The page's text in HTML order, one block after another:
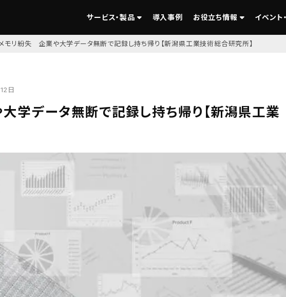
サービス・製品 導入事例 お役立ち情報 イベント
モリ紛失 企業や大学データ無断で記録し持ち帰り【新潟県工業技術総合研究所】
日
学データ無断で記録し持ち帰り【新潟県工業